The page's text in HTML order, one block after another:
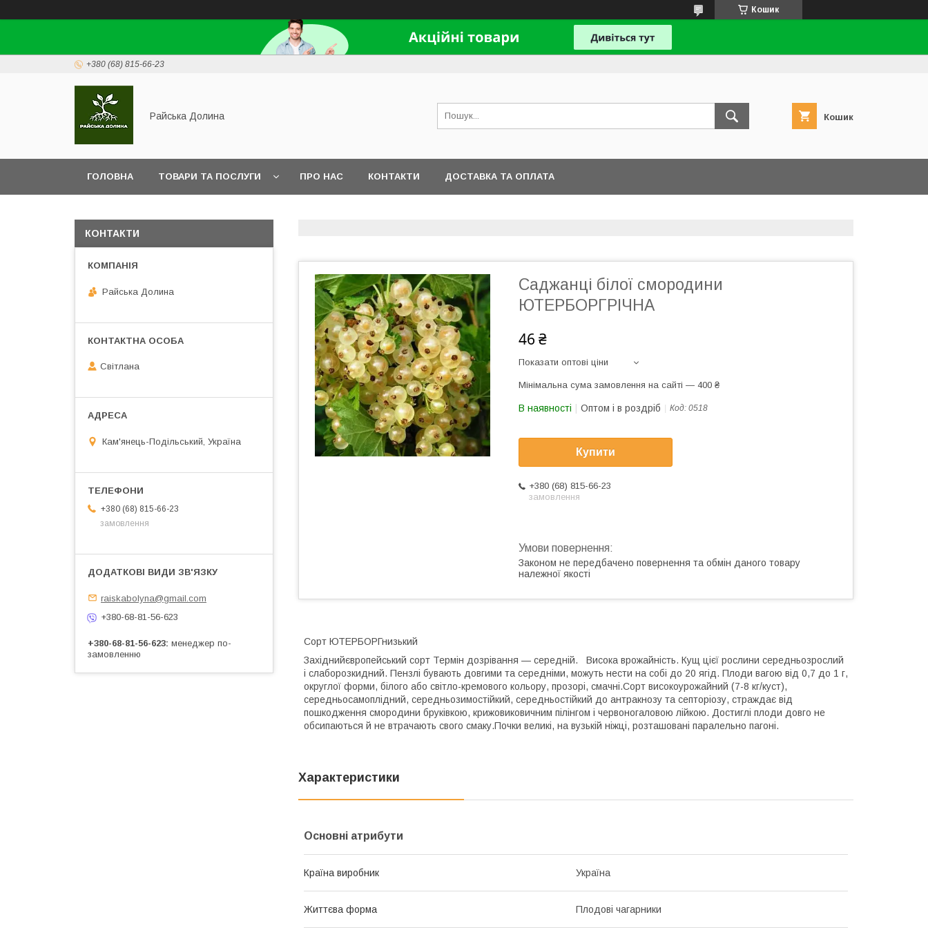
Кошик
+380 (68) 815-66-23
Райська Долина Кошик
ГОЛОВНА ТОВАРИ ТА ПОСЛУГИ ПРО НАС КОНТАКТИ ДОСТАВКА ТА ОПЛАТА
Саджанці білої смородини
ЮТЕРБОРГРІЧНА
46 ₴
Показати оптові ціни
Мінімальна сума замовлення на сайті — 400 ₴
В наявності Оптом і в роздріб Код: 0518
Купити
+380 (68) 815-66-23
замовлення
Законом не передбачено повернення та обмін даного товару
належної якості
Сорт ЮТЕРБОРГнизький
Західнийєвропейський сорт Термін дозрівання — середній. Висока врожайність. Кущ цієї рослини середньозрослий
і слаборозкидний. Пензлі бувають довгими та середніми, можуть нести на собі до 20 ягід. Плоди вагою від 0,7 до 1 г,
округлої форми, білого або світло-кремового кольору, прозорі, смачні.Сорт високоурожайний (7-8 кг/куст),
середньосамоплідний, середньозимостійкий, середньостійкий до антракнозу та септоріозу, страждає від
пошкодження смородини бруківкою, крижовиковичним пілінгом і червоногаловою лійкою. Достиглі плоди довго не
обсипаються й не втрачають свого смаку.Почки великі, на вузькій ніжці, розташовані паралельно пагоні.
Характеристики
Основні атрибути
Країна виробник Україна
Життєва форма Плодові чагарники
КОНТАКТИ
Райська Долина
Світлана
Кам'янець-Подільський, Україна
+380 (68) 815-66-23
замовлення
raiskabolyna@gmail.com
+380-68-81-56-623
+380-68-81-56-623 менеджер по-
замовленню